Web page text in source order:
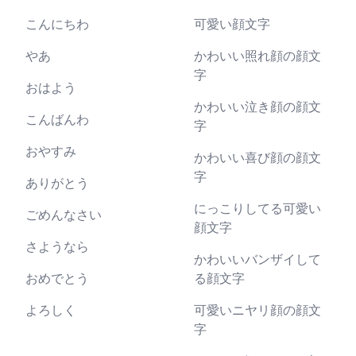
こんにちわ
やあ
おはよう
こんばんわ
おやすみ
ありがとう
ごめんなさい
さようなら
おめでとう
よろしく
可愛い顔文字
かわいい照れ顔の顔文
字
かわいい泣き顔の顔文
字
かわいい喜び顔の顔文
字
にっこりしてる可愛い
顔文字
かわいいバンザイして
る顔文字
可愛いニヤリ顔の顔文
字